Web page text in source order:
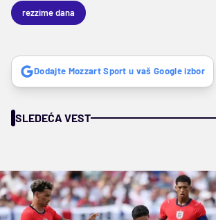
rezzime dana
Dodajte Mozzart Sport u vaš Google izbor
SLEDEĆA VEST